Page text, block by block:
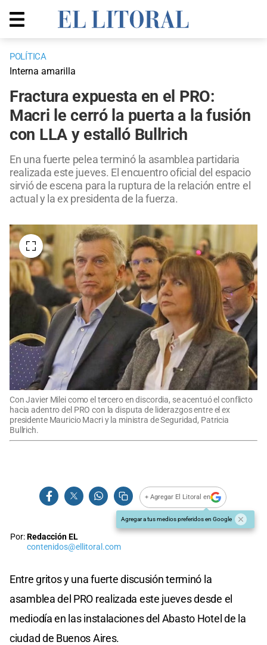
POLÍTICA
Interna amarilla
Fractura expuesta en el PRO:
Macri le cerró la puerta a la fusión
con LLA y estalló Bullrich
En una fuerte pelea terminó la asamblea partidaria
realizada este jueves. El encuentro oficial del espacio
sirvió de escena para la ruptura de la relación entre el
actual y la ex presidenta de la fuerza.
Con Javier Milei como el tercero en discordia, se acentuó el conflicto
hacia adentro del PRO con la disputa de liderazgos entre el ex
presidente Mauricio Macri y la ministra de Seguridad, Patricia
Bullrich.
+ Agregar El Litoral en
Agregar a tus medios preferidos en Google
Por:Redacción EL
contenidos@ellitoral.com
Entre gritos y una fuerte discusión terminó la
asamblea del PRO realizada este jueves desde el
mediodía en las instalaciones del Abasto Hotel de la
ciudad de Buenos Aires.